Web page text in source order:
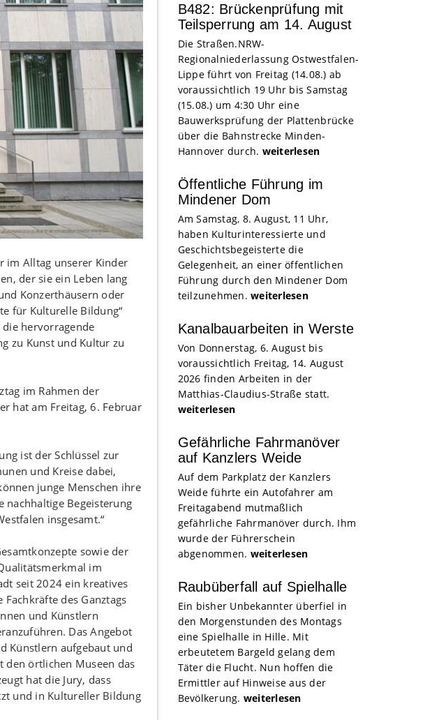
im Alltag unserer Kinder
der sie ein Leben lang
Konzerthäusern oder
für Kulturelle Bildung“
hervorragende
zu Kunst und Kultur zu
im Rahmen der
hat am Freitag, 6. Februar
ist der Schlüssel zur
und Kreise dabei,
junge Menschen ihre
nachhaltige Begeisterung
insgesamt.“
sowie der
im
seit 2024 ein kreatives
des Ganztags
und Künstlern
Das Angebot
Künstlern aufgebaut und
den örtlichen Museen das
hat die Jury, dass
und in Kultureller Bildung
B482: Brückenprüfung mit
Teilsperrung am 14. August
Die Straßen.NRW-
Regionalniederlassung Ostwestfalen-
Lippe führt von Freitag (14.08.) ab
voraussichtlich 19 Uhr bis Samstag
(15.08.) um 4:30 Uhr eine
Bauwerksprüfung der Plattenbrücke
über die Bahnstrecke Minden-
Hannover durch. weiterlesen
Öffentliche Führung im
Mindener Dom
Am Samstag, 8. August, 11 Uhr,
haben Kulturinteressierte und
Geschichtsbegeisterte die
Gelegenheit, an einer öffentlichen
Führung durch den Mindener Dom
teilzunehmen. weiterlesen
Kanalbauarbeiten in Werste
Von Donnerstag, 6. August bis
voraussichtlich Freitag, 14. August
2026 finden Arbeiten in der
Matthias-Claudius-Straße statt.
weiterlesen
Gefährliche Fahrmanöver
auf Kanzlers Weide
Auf dem Parkplatz der Kanzlers
Weide führte ein Autofahrer am
Freitagabend mutmaßlich
gefährliche Fahrmanöver durch. Ihm
wurde der Führerschein
abgenommen. weiterlesen
Raubüberfall auf Spielhalle
Ein bisher Unbekannter überfiel in
den Morgenstunden des Montags
eine Spielhalle in Hille. Mit
erbeutetem Bargeld gelang dem
Täter die Flucht. Nun hoffen die
Ermittler auf Hinweise aus der
Bevölkerung. weiterlesen